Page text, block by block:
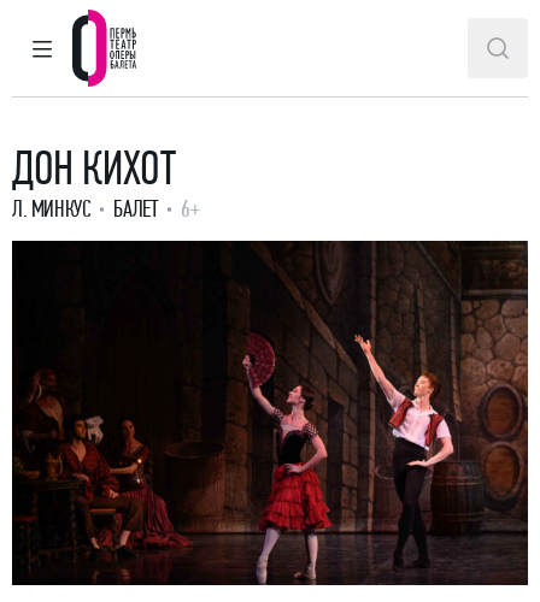
ГЛАВНОЕ МЕНЮ
Пермский театр оперы и балета
ДОН КИХОТ
Л. МИНКУС БАЛЕТ 6+